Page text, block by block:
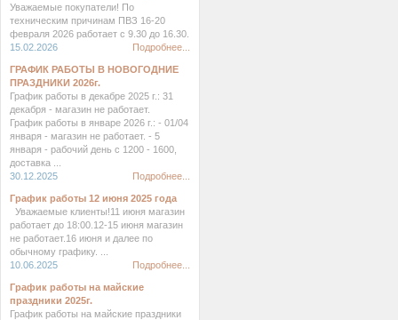
Уважаемые покупатели! По
техническим причинам ПВЗ 16-20
февраля 2026 работает с 9.30 до 16.30.
15.02.2026
Подробнее...
ГРАФИК РАБОТЫ В НОВОГОДНИЕ
ПРАЗДНИКИ 2026г.
График работы в декабре 2025 г.: 31
декабря - магазин не работает.
График работы в январе 2026 г.: - 01/04
января - магазин не работает. - 5
января - рабочий день с 1200 - 1600,
доставка ...
30.12.2025
Подробнее...
График работы 12 июня 2025 года
Уважаемые клиенты!11 июня магазин
работает до 18:00.12-15 июня магазин
не работает.16 июня и далее по
обычному графику. ...
10.06.2025
Подробнее...
График работы на майские
праздники 2025г.
График работы на майские праздники